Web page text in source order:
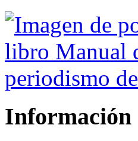
Información